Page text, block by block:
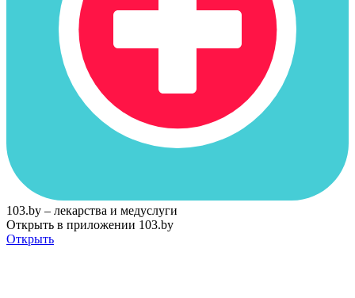
103.by – лекарства и медуслуги
Открыть в приложении 103.by
Открыть